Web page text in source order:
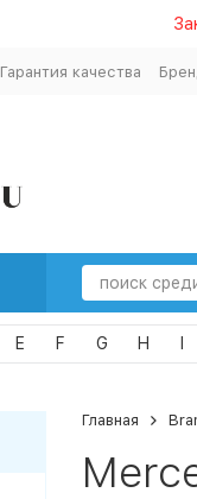
Гарантия качества
E F G H
Главная